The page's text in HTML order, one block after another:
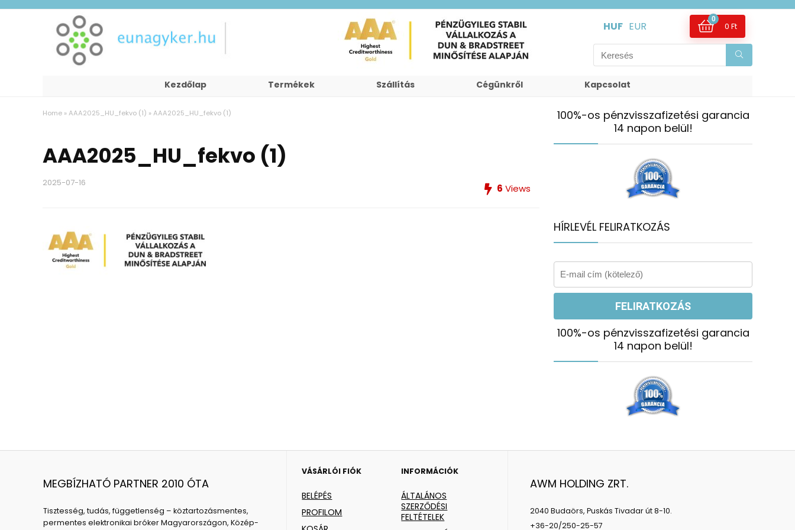
HUF EUR
0
0 Ft
Kezdőlap Termékek Szállítás Cégünkről Kapcsolat
Home »AAA2025_HU_fekvo (1) »AAA2025_HU_fekvo (1)
AAA2025_HU_fekvo (1)
2025-07-16 6 Views
100%-os pénzvisszafizetési garancia
14 napon belül!
HÍRLEVÉL FELIRATKOZÁS
100%-os pénzvisszafizetési garancia
14 napon belül!
MEGBÍZHATÓ PARTNER 2010 ÓTA
Tisztesség, tudás, függetlenség – köztartozásmentes,
permentes elektronikai bróker Magyarországon, Közép-
VÁSÁRLÓI FIÓK
BELÉPÉS
PROFILOM
INFORMÁCIÓK
ÁLTALÁNOS
SZERZŐDÉSI
FELTÉTELEK
AWM HOLDING ZRT.
2040 Budaörs, Puskás Tivadar út 8-10.
+36-20/250-25-57